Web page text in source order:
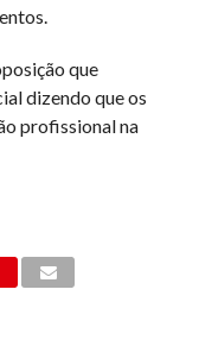
que
dizendo que os
profissional na